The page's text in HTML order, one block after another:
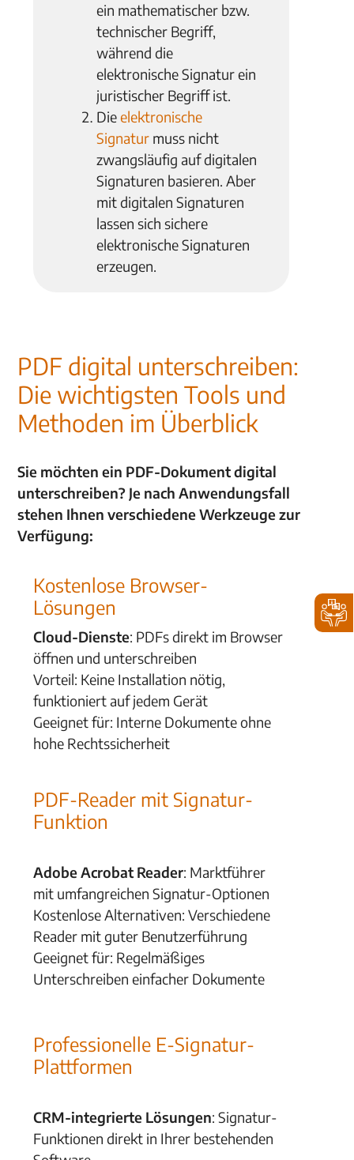
ein mathematischer bzw.
technischer Begriff,
während die
elektronische Signatur ein
juristischer Begriff ist.
Dieelektronische
Signatur muss nicht
zwangsläufig auf digitalen
Signaturen basieren. Aber
mit digitalen Signaturen
lassen sich sichere
elektronische Signaturen
erzeugen.
PDF digital unterschreiben:
Die wichtigsten Tools und
Methoden im Überblick
Sie möchten ein PDF-Dokument digital
unterschreiben? Je nach Anwendungsfall
stehen Ihnen verschiedene Werkzeuge zur
Verfügung:
Kostenlose Browser-
Lösungen
Cloud-Dienste: PDFs direkt im Browser
öffnen und unterschreiben
Vorteil: Keine Installation nötig,
funktioniert auf jedem Gerät
Geeignet für: Interne Dokumente ohne
hohe Rechtssicherheit
PDF-Reader mit Signatur-
Funktion
Adobe Acrobat Reader: Marktführer
mit umfangreichen Signatur-Optionen
Kostenlose Alternativen: Verschiedene
Reader mit guter Benutzerführung
Geeignet für: Regelmäßiges
Unterschreiben einfacher Dokumente
Professionelle E-Signatur-
Plattformen
CRM-integrierte Lösungen: Signatur-
Funktionen direkt in Ihrer bestehenden